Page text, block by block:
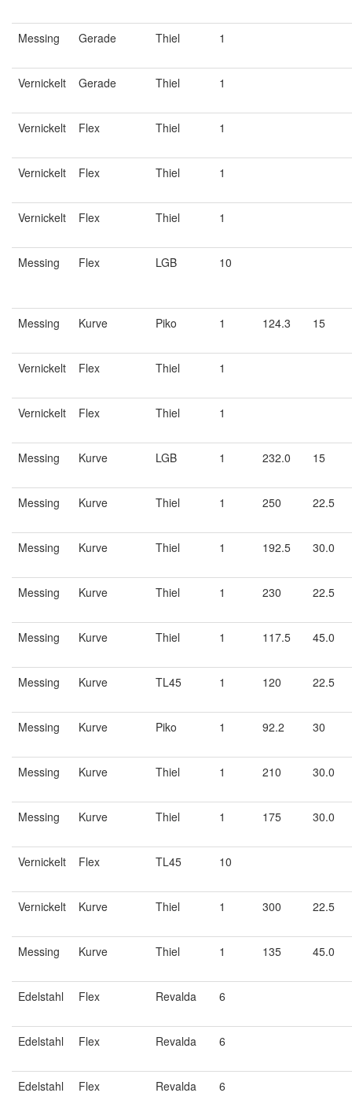
Messing Gerade Thiel 1
Vernickelt Gerade Thiel 1
Vernickelt Flex Thiel 1
Vernickelt Flex Thiel 1
Vernickelt Flex Thiel 1
Messing Flex LGB 10
Messing Kurve Piko 1 124.3 15
Vernickelt Flex Thiel 1
Vernickelt Flex Thiel 1
Messing Kurve LGB 1 232.0 15
Messing Kurve Thiel 1 250 22.5
Messing Kurve Thiel 1 192.5 30.0
Messing Kurve Thiel 1 230 22.5
Messing Kurve Thiel 1 117.5 45.0
Messing Kurve TL45 1 120 22.5
Messing Kurve Piko 1 92.2 30
Messing Kurve Thiel 1 210 30.0
Messing Kurve Thiel 1 175 30.0
Vernickelt Flex TL45 10
Vernickelt Kurve Thiel 1 300 22.5
Messing Kurve Thiel 1 135 45.0
Edelstahl Flex Revalda 6
Edelstahl Flex Revalda 6
Edelstahl Flex Revalda 6